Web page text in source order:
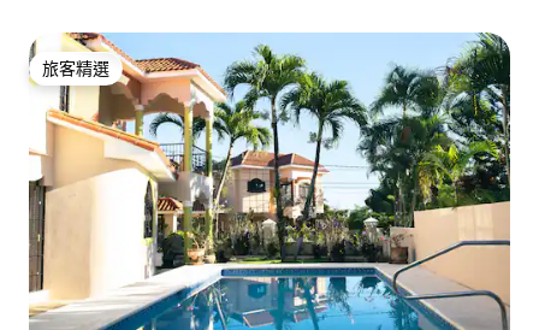
旅客精選
旅客精選